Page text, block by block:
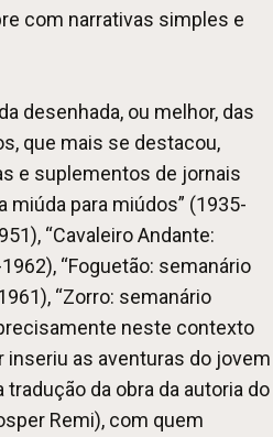
com narrativas simples e
desenhada, ou melhor, das
que mais se destacou,
e suplementos de jornais
miúda para miúdos” (1935-
“Cavaleiro Andante:
“Foguetão: semanário
“Zorro: semanário
neste contexto
inseriu as aventuras do jovem
da obra da autoria do
Remi), com quem